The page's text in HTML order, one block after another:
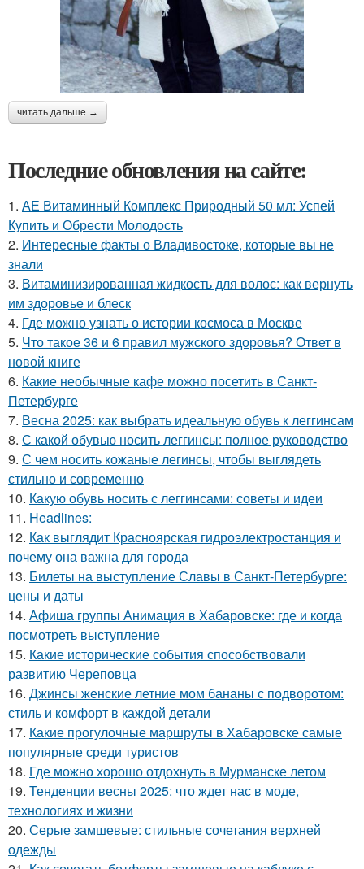
читать дальше →
Последние обновления на сайте:
1. АЕ Витаминный Комплекс Природный 50 мл: Успей
Купить и Обрести Молодость
2. Интересные факты о Владивостоке, которые вы не
знали
3. Витаминизированная жидкость для волос: как вернуть
им здоровье и блеск
4. Где можно узнать о истории космоса в Москве
5. Что такое 36 и 6 правил мужского здоровья? Ответ в
новой книге
6. Какие необычные кафе можно посетить в Санкт-
Петербурге
7. Весна 2025: как выбрать идеальную обувь к леггинсам
8. С какой обувью носить леггинсы: полное руководство
9. С чем носить кожаные легинсы, чтобы выглядеть
стильно и современно
10. Какую обувь носить с леггинсами: советы и идеи
11. Headlines:
12. Как выглядит Красноярская гидроэлектростанция и
почему она важна для города
13. Билеты на выступление Славы в Санкт-Петербурге:
цены и даты
14. Афиша группы Анимация в Хабаровске: где и когда
посмотреть выступление
15. Какие исторические события способствовали
развитию Череповца
16. Джинсы женские летние мом бананы с подворотом:
стиль и комфорт в каждой детали
17. Какие прогулочные маршруты в Хабаровске самые
популярные среди туристов
18. Где можно хорошо отдохнуть в Мурманске летом
19. Тенденции весны 2025: что ждет нас в моде,
технологиях и жизни
20. Серые замшевые: стильные сочетания верхней
одежды